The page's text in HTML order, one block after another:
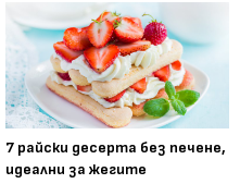
7 райски десерта без печене,
идеални за жегите